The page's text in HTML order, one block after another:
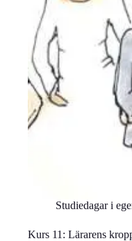
Studiedagar i
Kurs 11: Lärarens